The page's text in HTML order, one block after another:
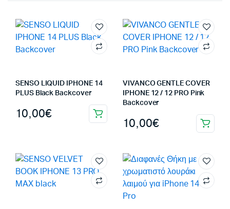
SENSO LIQUID IPHONE 14
PLUS Black Backcover
10,00€
VIVANCO GENTLE COVER
IPHONE 12 / 12 PRO Pink
Backcover
10,00€